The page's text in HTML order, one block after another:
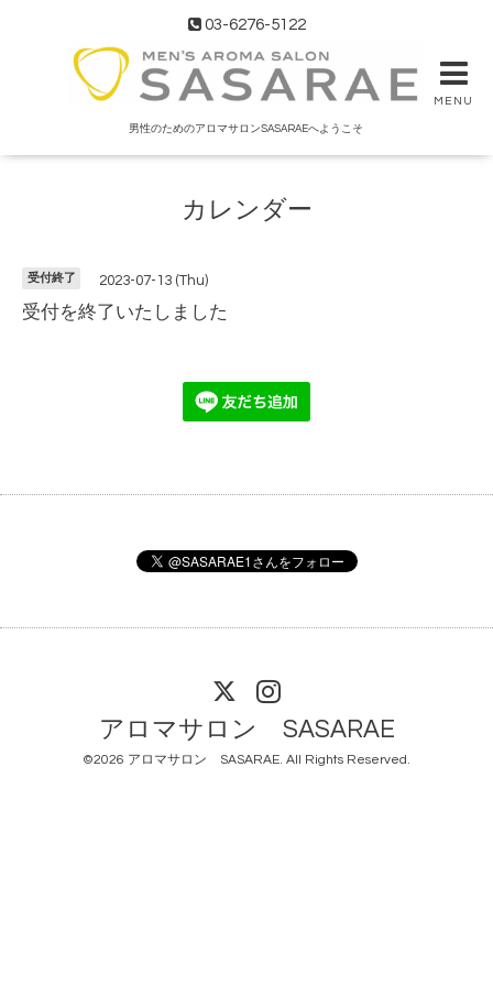
03-6276-5122
MENU
男性のためのアロマサロンSASARAEへようこそ
カレンダー
受付終了 2023-07-13 (Thu)
受付を終了いたしました
アロマサロン SASARAE
©2026 アロマサロン SASARAE. All Rights Reserved.